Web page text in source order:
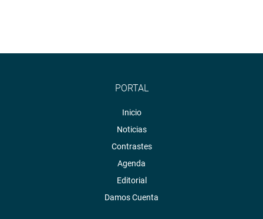
PORTAL
Inicio
Noticias
Contrastes
Agenda
Editorial
Damos Cuenta